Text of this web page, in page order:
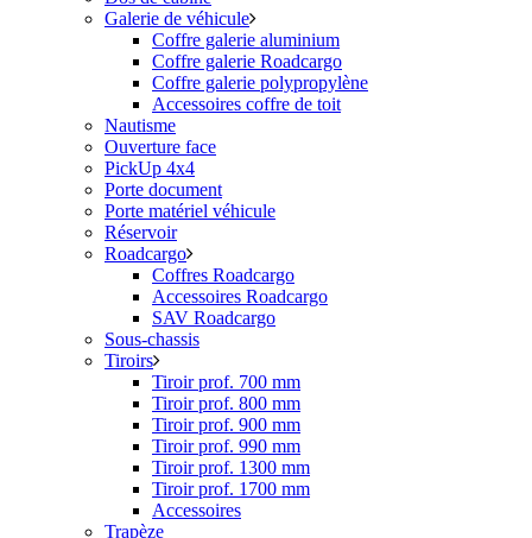
Galerie de véhicule
Coffre galerie aluminium
Coffre galerie Roadcargo
Coffre galerie polypropylène
Accessoires coffre de toit
Nautisme
Ouverture face
PickUp 4x4
Porte document
Porte matériel véhicule
Réservoir
Roadcargo
Coffres Roadcargo
Accessoires Roadcargo
SAV Roadcargo
Sous-chassis
Tiroirs
Tiroir prof. 700 mm
Tiroir prof. 800 mm
Tiroir prof. 900 mm
Tiroir prof. 990 mm
Tiroir prof. 1300 mm
Tiroir prof. 1700 mm
Accessoires
Trapèze